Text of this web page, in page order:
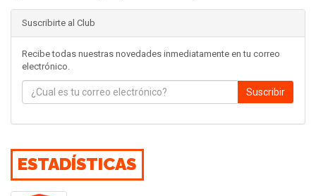
Suscribirte al Club
Recibe todas nuestras novedades inmediatamente en tu correo
electrónico.
Suscribir
ESTADÍSTICAS